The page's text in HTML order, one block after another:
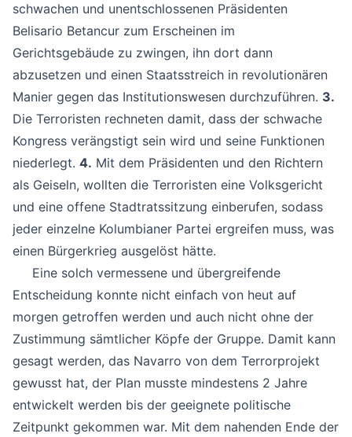
schwachen und unentschlossenen Präsidenten
Belisario Betancur zum Erscheinen im
Gerichtsgebäude zu zwingen, ihn dort dann
abzusetzen und einen Staatsstreich in revolutionären
Manier gegen das Institutionswesen durchzuführen. 3.
Die Terroristen rechneten damit, dass der schwache
Kongress verängstigt sein wird und seine Funktionen
niederlegt. 4. Mit dem Präsidenten und den Richtern
als Geiseln, wollten die Terroristen eine Volksgericht
und eine offene Stadtratssitzung einberufen, sodass
jeder einzelne Kolumbianer Partei ergreifen muss, was
einen Bürgerkrieg ausgelöst hätte.
Eine solch vermessene und übergreifende
Entscheidung konnte nicht einfach von heut auf
morgen getroffen werden und auch nicht ohne der
Zustimmung sämtlicher Köpfe der Gruppe. Damit kann
gesagt werden, das Navarro von dem Terrorprojekt
gewusst hat, der Plan musste mindestens 2 Jahre
entwickelt werden bis der geeignete politische
Zeitpunkt gekommen war. Mit dem nahenden Ende der